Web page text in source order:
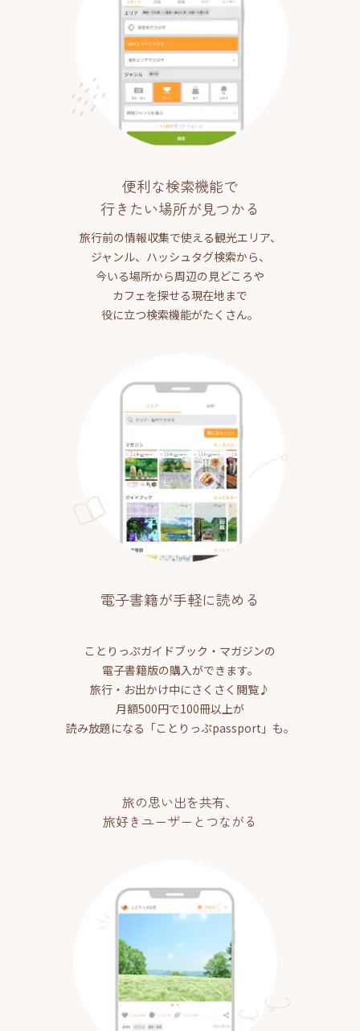
便利な検索機能で
行きたい場所が見つかる
旅行前の情報収集で使える観光エリア、
ジャンル、ハッシュタグ検索から、
今いる場所から周辺の見どころや
カフェを探せる現在地まで
役に立つ検索機能がたくさん。
電子書籍が手軽に読める
ことりっぷガイドブック・マガジンの
電子書籍版の購入ができます。
旅行・お出かけ中にさくさく閲覧♪
月額500円で100冊以上が
読み放題になる「ことりっぷpassport」も。
旅の思い出を共有、
旅好きユーザーとつながる